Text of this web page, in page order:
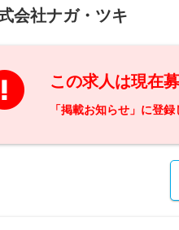
会社ナガ・ツキ
この求人は現在
「掲載お知らせ」に登